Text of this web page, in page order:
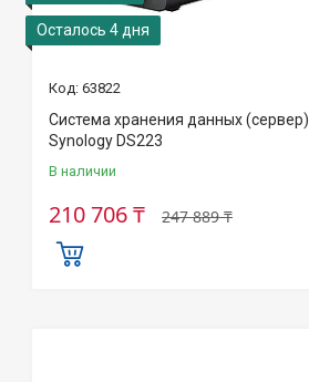
Осталось 4 дня
63822
Система хранения данных (сервер)
Synology DS223
В наличии
247 889 ₸
210 706 ₸